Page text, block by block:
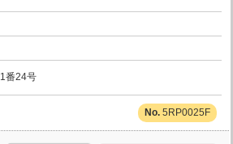
番24号
5RP0025F